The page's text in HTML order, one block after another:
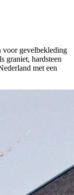
voor gevelbekleding
graniet, hardsteen
met een